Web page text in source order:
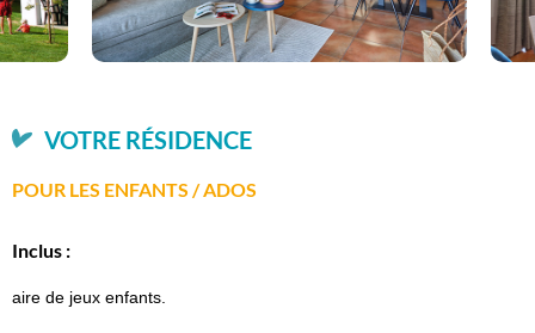
VOTRE RÉSIDENCE
POUR LES ENFANTS / ADOS
Inclus :
aire de jeux enfants.